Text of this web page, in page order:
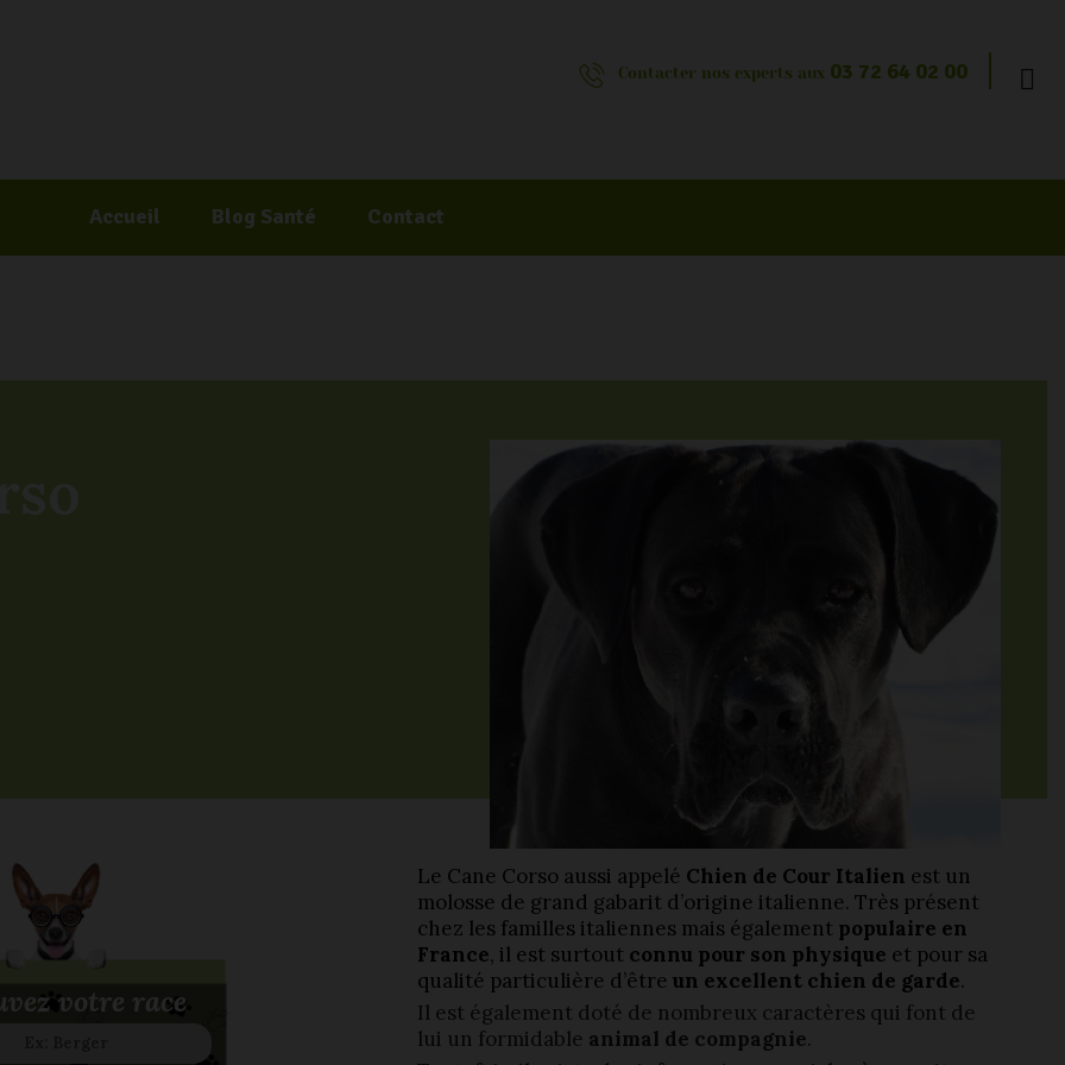
Contacter nos experts aux 03 72 64 02 00
Accueil Blog Santé Contact
votre race
Le Cane Corso aussi appelé Chien de Cour Italien est un
molosse de grand gabarit d’origine italienne. Très présent
chez les familles italiennes mais également populaire en
France, il est surtout connu pour son physique et pour sa
qualité particulière d’être un excellent chien de garde.
Il est également doté de nombreux caractères qui font de
lui un formidable animal de compagnie.